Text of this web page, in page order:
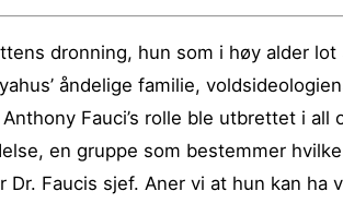
dronning, hun som i høy alder
åndelige familie,
Fauci’s rolle ble utbrettet i
en gruppe som bestemmer
Dr. Faucis sjef. Aner vi at hun kan